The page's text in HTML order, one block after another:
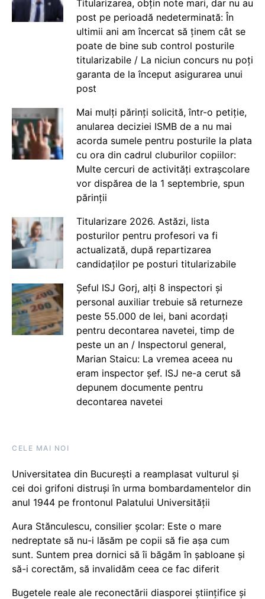
Titularizarea, obțin note mari, dar nu au
post pe perioadă nedeterminată: În
ultimii ani am încercat să ținem cât se
poate de bine sub control posturile
titularizabile / La niciun concurs nu poți
garanta de la început asigurarea unui
post
Mai mulți părinți solicită, într-o petiție,
anularea deciziei ISMB de a nu mai
acorda sumele pentru posturile la plata
cu ora din cadrul cluburilor copiilor:
Multe cercuri de activități extrașcolare
vor dispărea de la 1 septembrie, spun
părinții
Titularizare 2026. Astăzi, lista
posturilor pentru profesori va fi
actualizată, după repartizarea
candidaților pe posturi titularizabile
Șeful ISJ Gorj, alți 8 inspectori și
personal auxiliar trebuie să returneze
peste 55.000 de lei, bani acordați
pentru decontarea navetei, timp de
peste un an / Inspectorul general,
Marian Staicu: La vremea aceea nu
eram inspector șef. ISJ ne-a cerut să
depunem documente pentru
decontarea navetei
CELE MAI NOI
Universitatea din București a reamplasat vulturul și
cei doi grifoni distruși în urma bombardamentelor din
anul 1944 pe frontonul Palatului Universității
Aura Stănculescu, consilier școlar: Este o mare
nedreptate să nu-i lăsăm pe copii să fie așa cum
sunt. Suntem prea dornici să îi băgăm în șabloane și
să-i corectăm, să invalidăm ceea ce fac diferit
Bugetele reale ale reconectării diasporei științifice și